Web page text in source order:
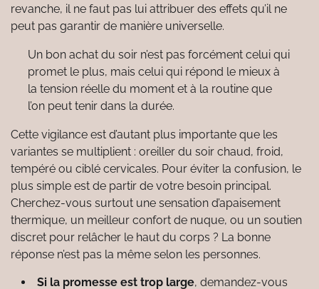
revanche, il ne faut pas lui attribuer des effets qu’il ne
peut pas garantir de manière universelle.
Un bon achat du soir n’est pas forcément celui qui
promet le plus, mais celui qui répond le mieux à
la tension réelle du moment et à la routine que
l’on peut tenir dans la durée.
Cette vigilance est d’autant plus importante que les
variantes se multiplient : oreiller du soir chaud, froid,
tempéré ou ciblé cervicales. Pour éviter la confusion, le
plus simple est de partir de votre besoin principal.
Cherchez-vous surtout une sensation d’apaisement
thermique, un meilleur confort de nuque, ou un soutien
discret pour relâcher le haut du corps ? La bonne
réponse n’est pas la même selon les personnes.
Si la promesse est trop large, demandez-vous